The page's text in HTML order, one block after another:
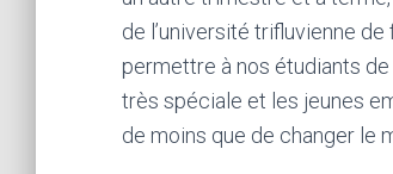
de l’université trifluvienne de
permettre à nos étudiants
très spéciale et les jeunes
de moins que de changer le